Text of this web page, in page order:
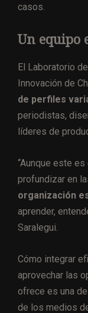
casos.
Un equipo
El Laboratorio
Innovación de
de perfiles
periodistas,
líderes de
“Aunque este
profundizar en
organización
aprender,
Saralegui.
Cómo integrar
aprovechar las
ofrece es una
de los medios